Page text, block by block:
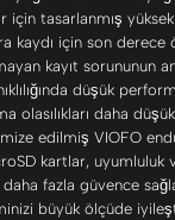
tasarlanmış yüksek
kaydı için son derece
kayıt sorununun
düşük
olasılıkları daha
edilmiş VIOFO
kartlar, uyumluluk
daha fazla güvence
büyük ölçüde